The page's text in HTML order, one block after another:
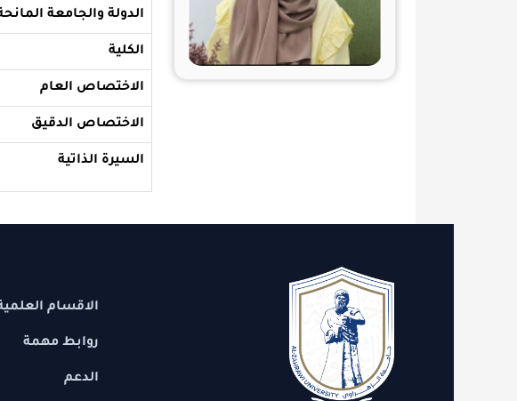
الدولة والجامعة المانحة للشهادة
الكلية
الاختصاص العام
الاختصاص الدقيق
السيرة الذاتية
الاقسام العلمية
روابط مهمة